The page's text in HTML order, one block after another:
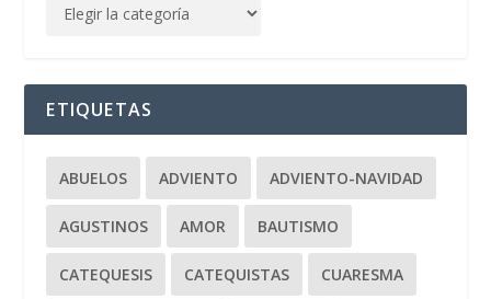
ETIQUETAS
ABUELOS ADVIENTO ADVIENTO-NAVIDAD
AGUSTINOS AMOR BAUTISMO
CATEQUESIS CATEQUISTAS CUARESMA